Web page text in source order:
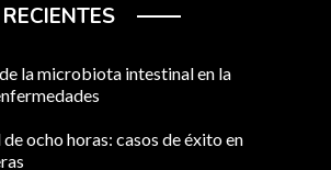
la microbiota intestinal en la
ocho horas: casos de éxito en